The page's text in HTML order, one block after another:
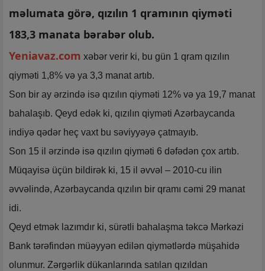
məlumata görə, qızılın 1 qramının qiyməti
183,3 manata bərabər olub.
Yeniavaz.com xəbər verir ki, bu gün 1 qram qızılın
qiyməti 1,8% və ya 3,3 manat artıb.
Son bir ay ərzində isə qızılın qiyməti 12% və ya 19,7 manat
bahalaşıb. Qeyd edək ki, qızılın qiyməti Azərbaycanda
indiyə qədər heç vaxt bu səviyyəyə çatmayıb.
Son 15 il ərzində isə qızılın qiyməti 6 dəfədən çox artıb.
Müqayisə üçün bildirək ki, 15 il əvvəl – 2010-cu ilin
əvvəlində, Azərbaycanda qızılın bir qramı cəmi 29 manat
idi.
Qeyd etmək lazımdır ki, sürətli bahalaşma təkcə Mərkəzi
Bank tərəfindən müəyyən edilən qiymətlərdə müşahidə
olunmur. Zərgərlik dükanlarında satılan qızıldan